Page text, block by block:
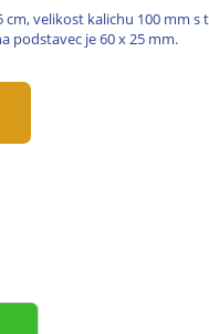
velikost kalichu 100 mm
podstavec je 60 x 25 mm.